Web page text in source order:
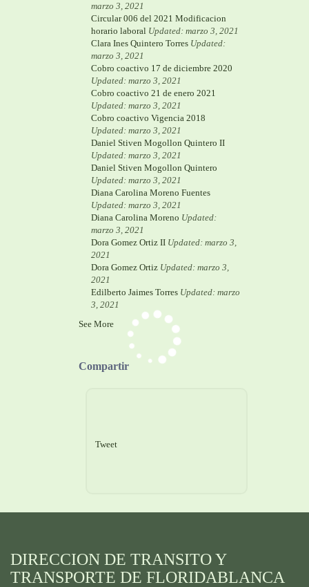
marzo 3, 2021
Circular 006 del 2021 Modificacion
horario laboral Updated: marzo 3, 2021
Clara Ines Quintero Torres Updated:
marzo 3, 2021
Cobro coactivo 17 de diciembre 2020
Updated: marzo 3, 2021
Cobro coactivo 21 de enero 2021
Updated: marzo 3, 2021
Cobro coactivo Vigencia 2018
Updated: marzo 3, 2021
Daniel Stiven Mogollon Quintero II
Updated: marzo 3, 2021
Daniel Stiven Mogollon Quintero
Updated: marzo 3, 2021
Diana Carolina Moreno Fuentes
Updated: marzo 3, 2021
Diana Carolina Moreno Updated:
marzo 3, 2021
Dora Gomez Ortiz II Updated: marzo 3,
2021
Dora Gomez Ortiz Updated: marzo 3,
2021
Edilberto Jaimes Torres Updated: marzo
3, 2021
See More
Compartir
Tweet
DIRECCION DE TRANSITO Y
TRANSPORTE DE FLORIDABLANCA